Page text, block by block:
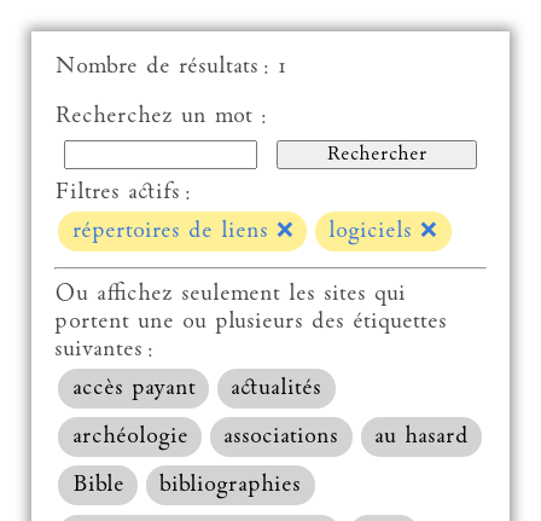
Nombre de résultats : 1
Recherchez un mot :
Filtres actifs :
répertoires de liens ❌ logiciels❌
Ou affichez seulement les sites qui
portent une ou plusieurs des étiquettes
suivantes :
accès payant
actualités
archéologie
associations
au hasard
Bible
bibliographies